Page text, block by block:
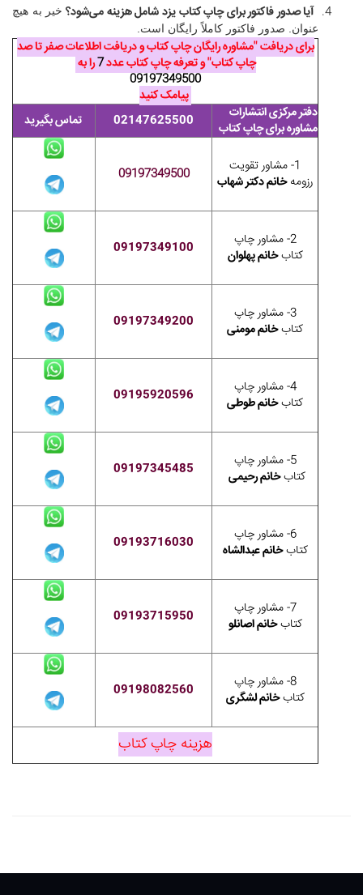
آیا صدور فاکتور برای چاپ کتاب یزد شامل هزینه می‌شود؟خیر به هیچ
عنوان. صدور فاکتور کاملاً رایگان است.​
برای دریافت "مشاوره رایگان چاپ کتاب و دریافت اطلاعات صفر تا صد
چاپ کتاب" و تعرفه چاپ کتاب عدد7را به
09197349500
پیامک کنید
دفتر مرکزی انتشارات
مشاوره برای چاپ کتاب
02147625500 تماس بگیرید
1- مشاور تقویت
رزومهخانم دکتر شهاب 09197349500
2- مشاور چاپ
کتابخانم پهلوان 09197349100
3- مشاور چاپ
کتابخانم مومنی 09197349200
4- مشاور چاپ
کتابخانم طوطی 09195920596
5- مشاور چاپ
کتابخانم رحیمی 09197345485
6- مشاور چاپ
کتابخانم عبدالشاه 09193716030
7- مشاور چاپ
کتابخانم اصانلو 09193715950
8- مشاور چاپ
کتابخانم لشگری 09198082560
هزینه چاپ کتاب